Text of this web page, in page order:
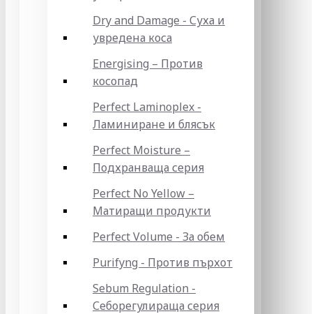
Dry and Damage - Суха и
увредена коса
Energising – Против
косопад
Perfect Laminoplex -
Ламиниране и блясък
Perfect Moisture –
Подхранваща серия
Perfect No Yellow –
Матиращи продукти
Perfect Volume - За обем
Purifyng - Против пърхот
Sebum Regulation -
Себорегулираща серия